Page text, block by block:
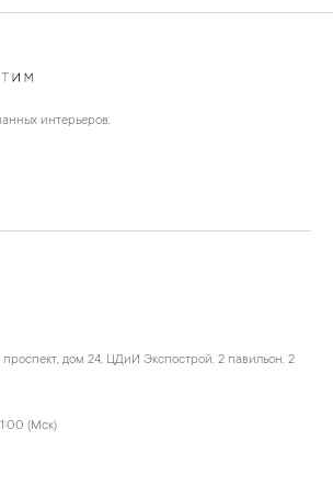
интерьеров.
дом 24, ЦДиИ Экспострой, 2 павильон, 2
(Мск)